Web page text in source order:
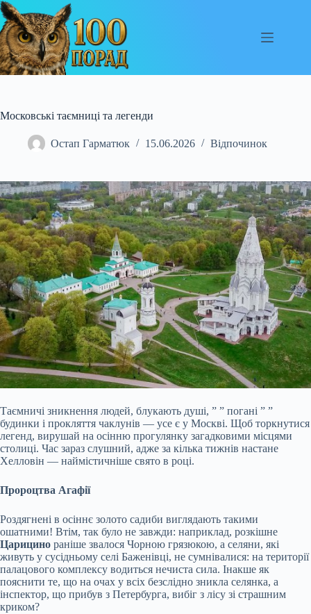
Перейти
до
вмісту
Московські таємниці та легенди
Остап Гарматюк 15.06.2026 Відпочинок
Таємничі зникнення людей, блукають душі, ” ” погані ” ”
будинки і прокляття чаклунів — усе є у Москві. Щоб торкнутися
легенд, вирушай на осінню прогулянку загадковими місцями
столиці. Час зараз слушний, адже за кілька тижнів настане
Хелловін — наймістичніше свято в році.
Пророцтва Агафії
Роздягнені в осіннє золото садиби виглядають такими
ошатними! Втім, так було не завжди: наприклад, розкішне
Царицино раніше звалося Чорною грязюкою, а селяни, які
живуть у сусідньому селі Баженівці, не сумнівалися: на території
палацового комплексу водиться нечиста сила. Інакше як
пояснити те, що на очах у всіх безслідно зникла селянка, а
інспектор, що прибув з Петербурга, вибіг з лісу зі страшним
криком?